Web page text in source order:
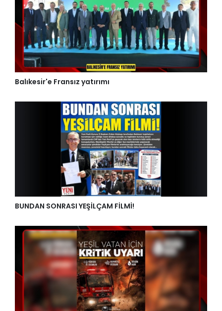
Balıkesir'e Fransız yatırımı
BUNDAN SONRASI YEŞİLÇAM FİLMİ!